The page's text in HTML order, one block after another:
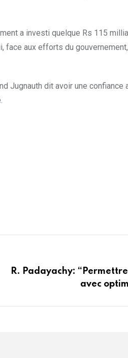
a investi quelque Rs 115
face aux efforts du
Jugnauth dit avoir une confiance
R. Padayachy:
avec